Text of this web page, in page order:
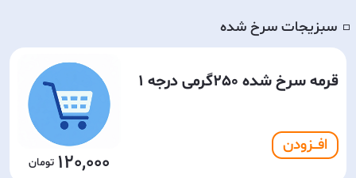
◽️ سبزیجات سرخ شده
قرمه سرخ شده 250گرمی درجه 1
افـــزودن
120,000